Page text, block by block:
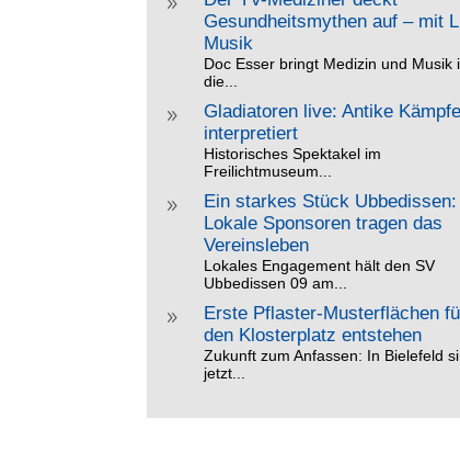
9
Gesundheitsmythen auf – mit
Musik
Doc Esser bringt Medizin und Musik
die...
9
Gladiatoren live: Antike
interpretiert
Historisches Spektakel im
Freilichtmuseum...
9
Ein starkes Stück Ubbedissen:
Lokale Sponsoren tragen das
Vereinsleben
Lokales Engagement hält den SV
Ubbedissen 09 am...
9
Erste Pflaster-Musterflächen
den Klosterplatz entstehen
Zukunft zum Anfassen: In Bielefeld
jetzt...